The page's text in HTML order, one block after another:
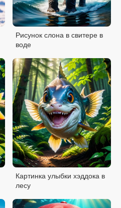
Рисунок слона в свитере в
воде
Картинка улыбки хэддока в
лесу